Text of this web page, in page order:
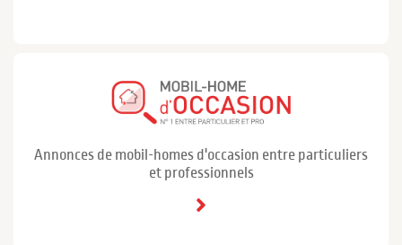
Annonces de mobil-homes d'occasion entre particuliers
et professionnels